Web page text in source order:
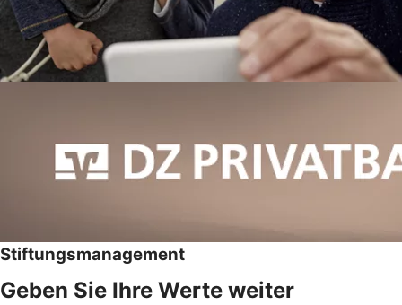
Stiftungsmanagement
Geben Sie Ihre Werte weiter